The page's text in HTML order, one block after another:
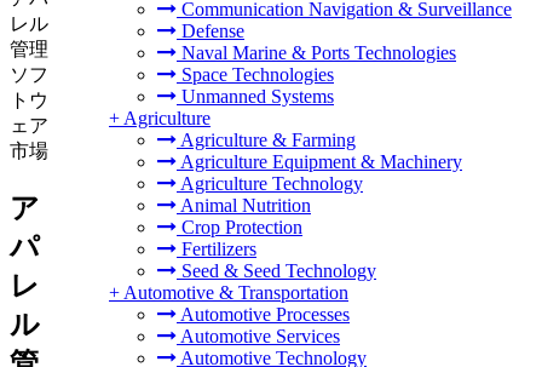
Communication Navigation & Surveillance
Defense
Naval Marine & Ports Technologies
Space Technologies
Unmanned Systems
+ Agriculture
Agriculture & Farming
Agriculture Equipment & Machinery
Agriculture Technology
Animal Nutrition
Crop Protection
Fertilizers
Seed & Seed Technology
+ Automotive & Transportation
Automotive Processes
Automotive Services
Automotive Technology
レル
管理
ソフ
トウ
ェア
市場
ア
パ
レ
ル